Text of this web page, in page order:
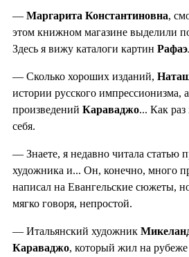
— Маргарита Константиновна,
этом книжном магазине выделили
Здесь я вижу каталоги картин
— Сколько хороших изданий,
истории русского импрессионизма,
произведений Караваджо... Как раз
себя.
— Знаете, я недавно читала статью
художника и... Он, конечно, много
написал на Евангельские сюжеты,
мягко говоря, непростой.
— Итальянский художник
Караваджо, который жил на